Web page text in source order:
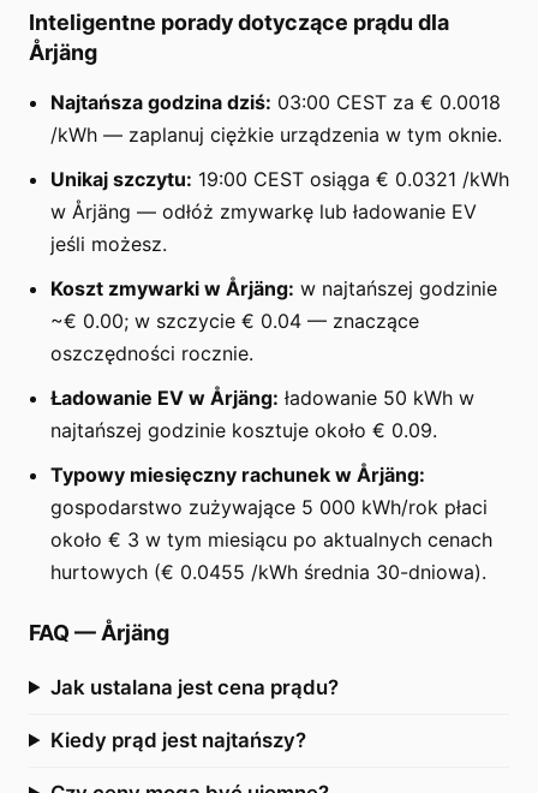
Inteligentne porady dotyczące prądu dla
Årjäng
Najtańsza godzina dziś: 03:00 CEST za € 0.0018
/kWh — zaplanuj ciężkie urządzenia w tym oknie.
Unikaj szczytu: 19:00 CEST osiąga € 0.0321 /kWh
w Årjäng — odłóż zmywarkę lub ładowanie EV
jeśli możesz.
Koszt zmywarki w Årjäng: w najtańszej godzinie
~€ 0.00; w szczycie € 0.04 — znaczące
oszczędności rocznie.
Ładowanie EV w Årjäng: ładowanie 50 kWh w
najtańszej godzinie kosztuje około € 0.09.
Typowy miesięczny rachunek w Årjäng:
gospodarstwo zużywające 5 000 kWh/rok płaci
około € 3 w tym miesiącu po aktualnych cenach
hurtowych (€ 0.0455 /kWh średnia 30-dniowa).
FAQ — Årjäng
Jak ustalana jest cena prądu?
Kiedy prąd jest najtańszy?